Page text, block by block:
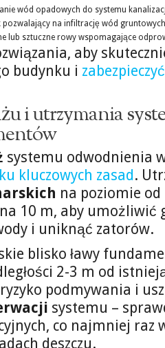
wód opadowych do systemu
pozwalający na infiltrację wód
lub sztuczne rowy wspomagające
aby
budynku i
i utrzymania
systemu odwodnienia
kluczowych zasad.
na poziomie od
10 m, aby umożliwić
i uniknąć zatorów.
blisko ławy
2-3 m od
podmywania i
systemu –
co najmniej raz
deszczu.